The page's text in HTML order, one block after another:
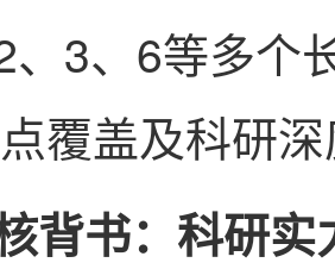
、3、6等多个
覆盖及科研
背书：科研